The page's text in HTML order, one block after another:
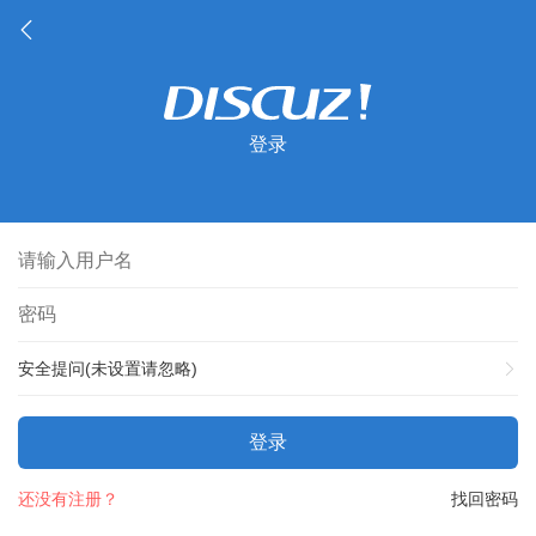
登录
安全提问(未设置请忽略)
登录
找回密码
还没有注册？